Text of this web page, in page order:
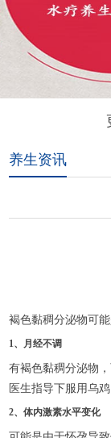
养生资讯
褐色黏稠分泌物可
1、月经不调
有褐色黏稠分泌物
医生指导下服用乌
2、体内激素水平变化